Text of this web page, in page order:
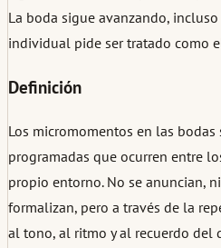
La boda sigue avanzando,
individual pide ser tratado como
Definición
Los micromomentos en las
programadas que ocurren entre
propio entorno. No se anuncian,
formalizan, pero a través de la
al tono, al ritmo y al recuerdo del